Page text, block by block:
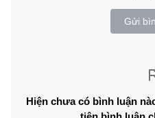
Gửi
Hiện chưa có bình luận